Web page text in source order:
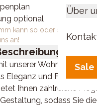
Über
Sale
optional
kann so oder so ähnlich
an!
unserer Wohnwand die
Eleganz und
Ihnen zahlreiche
sodass Sie